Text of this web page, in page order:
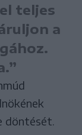
teljes
a
döntését.